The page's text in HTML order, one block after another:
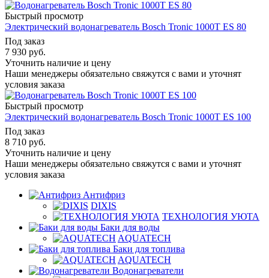
Быстрый просмотр
Электрический водонагреватель Bosch Tronic 1000T ES 80
Под заказ
7 930 руб.
Уточнить наличие и цену
Наши менеджеры обязательно свяжутся с вами и уточнят
условия заказа
Быстрый просмотр
Электрический водонагреватель Bosch Tronic 1000T ES 100
Под заказ
8 710 руб.
Уточнить наличие и цену
Наши менеджеры обязательно свяжутся с вами и уточнят
условия заказа
Антифриз
DIXIS
ТЕХНОЛОГИЯ УЮТА
Баки для воды
AQUATECH
Баки для топлива
AQUATECH
Водонагреватели